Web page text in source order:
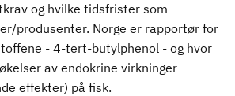
og hvilke tidsfrister som
produsenter. Norge er rapportør for
- 4-tert-butylphenol - og hvor
av endokrine virkninger
effekter) på fisk.